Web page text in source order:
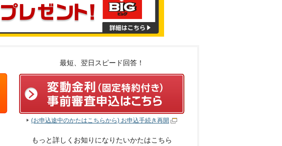
最短、翌日スピード回答！
(お申込途中のかたはこちらから) お申込手続き再開
もっと詳しくお知りになりたいかたはこちら